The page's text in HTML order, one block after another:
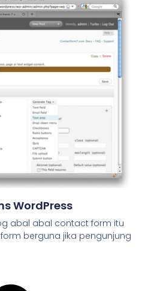
WordPress
abal abal contact form itu
berguna jika pengunjung